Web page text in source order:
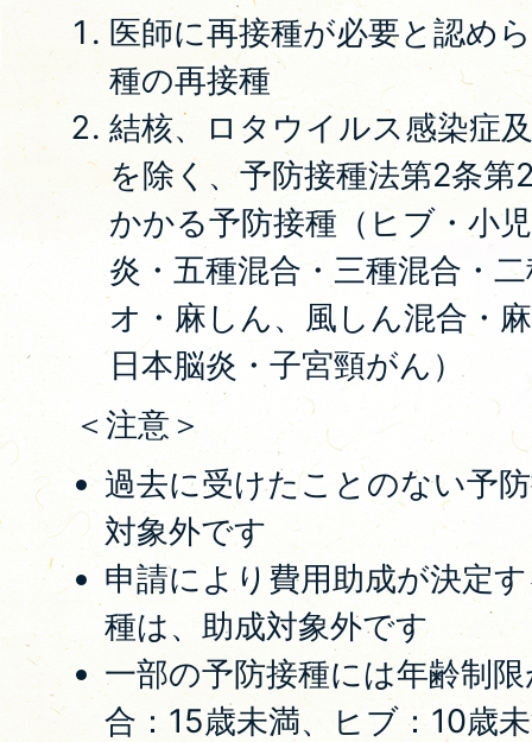
医師に再接種が必要と認め
種の再接種
結核、ロタウイルス感染症
を除く、予防接種法第2条
かかる予防接種（ヒブ・小
炎・五種混合・三種混合・
オ・麻しん、風しん混合・
日本脳炎・子宮頸がん）
＜注意＞
過去に受けたことのない予
対象外です
申請により費用助成が決定
種は、助成対象外です
一部の予防接種には年齢制
合：15歳未満、ヒブ：10歳